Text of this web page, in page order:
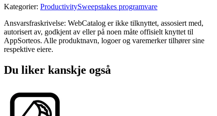
Kategorier: ProductivitySweepstakes programvare
Ansvarsfraskrivelse: WebCatalog er ikke tilknyttet, assosiert med,
autorisert av, godkjent av eller på noen måte offisielt knyttet til
AppSorteos. Alle produktnavn, logoer og varemerker tilhører sine
respektive eiere.
Du liker kanskje også